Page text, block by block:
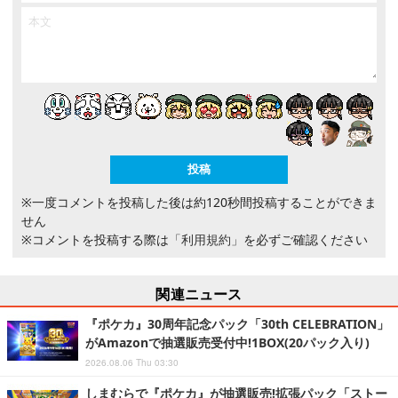
※一度コメントを投稿した後は約120秒間投稿することができま
せん
※コメントを投稿する際は 「利用規約」 を必ずご確認ください
関連ニュース
『ポケカ』30周年記念パック「30th CELEBRATION」
がAmazonで抽選販売受付中!1BOX(20パック入り)
2026.08.06 Thu 03:30
しまむらで『ポケカ』が抽選販売!拡張パック「ストー